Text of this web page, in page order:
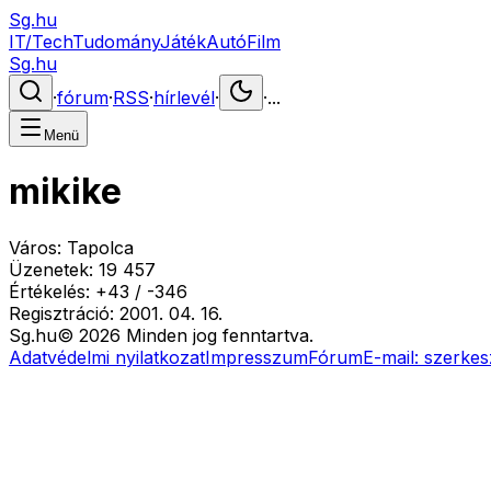
Sg.hu
IT/TechTudományJátékAutóFilm
Sg.hu
·fórum·RSS·hírlevél· ·...
Menü
mikike
Város: Tapolca
Üzenetek: 19 457
Értékelés: +43 / -346
Regisztráció: 2001. 04. 16.
Sg.hu© 2026 Minden jog fenntartva.
Adatvédelmi nyilatkozatImpresszumFórumE-mail: